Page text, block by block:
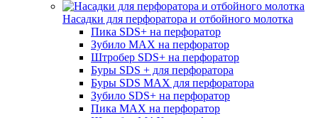
Насадки для перфоратора и отбойного молотка
Пика SDS+ на перфоратор
Зубило MAX на перфоратор
Штробер SDS+ на перфоратор
Буры SDS + для перфоратора
Буры SDS MAX для перфоратора
Зубило SDS+ на перфоратор
Пика MAX на перфоратор